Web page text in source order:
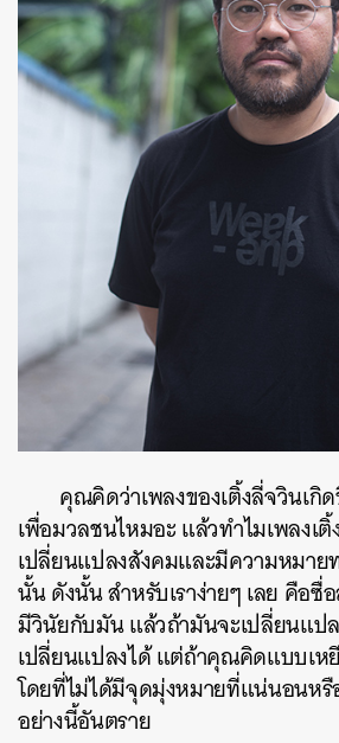
คุณคิดว่าเพลงของเติ้งลี่จวินเกิ
เพื่อมวลชนไหมอะ แล้วทำไมเพลงเ
เปลี่ยนแปลงสังคมและมีความหมาย
นั้น ดังนั้น สำหรับเราง่ายๆ เลย คือ
มีวินัยกับมัน แล้วถ้ามันจะเปลี่ยนแป
เปลี่ยนแปลงได้ แต่ถ้าคุณคิดแบบเห
โดยที่ไม่ได้มีจุดมุ่งหมายที่แน่นอนห
อย่างนี้อันตราย